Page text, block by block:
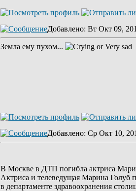
Добавлено: Вт Окт 09,
Земла ему пухом...
Добавлено: Ср Окт 10,
В Москве в ДТП погибла актриса
Актриса и телеведущая Марина
в департаменте здравоохранения